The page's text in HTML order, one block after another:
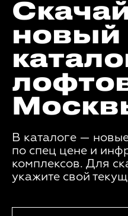
новый
В каталоге —
по спец цене и
комплексов. Для
укажите свой